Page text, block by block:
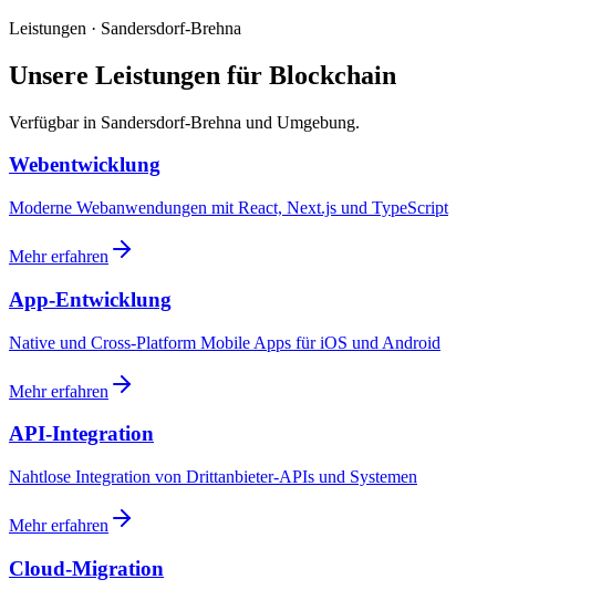
Leistungen · Sandersdorf-Brehna
Unsere Leistungen für Blockchain
Verfügbar in Sandersdorf-Brehna und Umgebung.
Webentwicklung
Moderne Webanwendungen mit React, Next.js und TypeScript
Mehr erfahren
App-Entwicklung
Native und Cross-Platform Mobile Apps für iOS und Android
Mehr erfahren
API-Integration
Nahtlose Integration von Drittanbieter-APIs und Systemen
Mehr erfahren
Cloud-Migration